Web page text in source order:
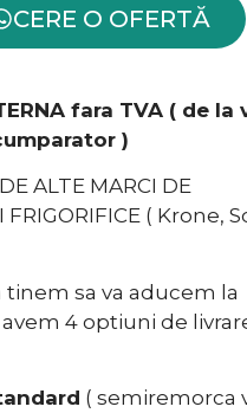
CERE O OFERTĂ
fara TVA ( de
)
ALTE MARCI DE
FRIGORIFICE ( Krone,
tinem sa va aducem la
4 optiuni de
( semiremorca